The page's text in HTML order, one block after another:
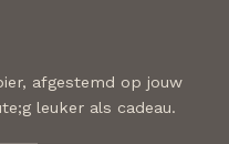
afgestemd op jouw
leuker als cadeau.